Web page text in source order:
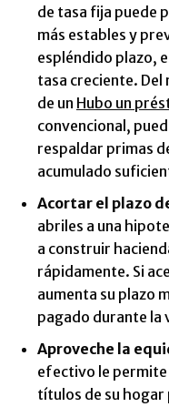
de tasa fija puede
más estables y
espléndido plazo,
tasa creciente. Del
de un Hubo un
convencional,
respaldar primas
acumulado
Acortar el plazo
abriles a una
a construir
rápidamente. Si
aumenta su plazo
pagado durante la
Aproveche la
efectivo le permite
títulos de su